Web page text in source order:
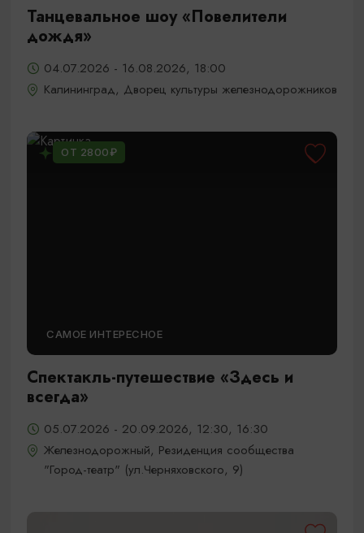
Танцевальное шоу «Повелители
дождя»
04.07.2026 - 16.08.2026, 18:00
Калининград, Дворец культуры железнодорожников
ОТ 2800₽
САМОЕ ИНТЕРЕСНОЕ
Спектакль-путешествие «Здесь и
всегда»
05.07.2026 - 20.09.2026, 12:30, 16:30
Железнодорожный, Резиденция сообщества
"Город-театр" (ул.Черняховского, 9)